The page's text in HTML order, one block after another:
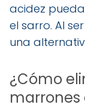
acidez
el sarro. Al
una
¿Cómo
marrones